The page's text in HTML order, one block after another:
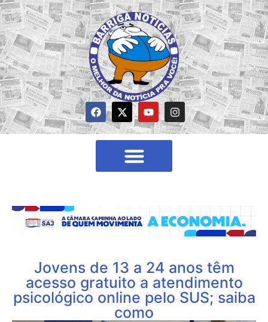
Jovens de 13 a 24 anos têm
acesso gratuito a atendimento
psicológico online pelo SUS; saiba
como